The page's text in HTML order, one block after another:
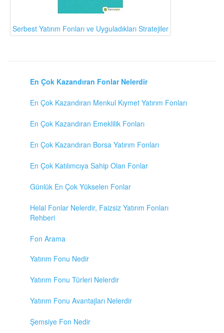
Serbest Yatırım Fonları ve Uyguladıkları Stratejiler
En Çok Kazandıran Fonlar Nelerdir
En Çok Kazandıran Menkul Kıymet Yatırım Fonları
En Çok Kazandıran Emeklilik Fonları
En Çok Kazandıran Borsa Yatırım Fonları
En Çok Katılımcıya Sahip Olan Fonlar
Günlük En Çok Yükselen Fonlar
Helal Fonlar Nelerdir, Faizsiz Yatırım Fonları
Rehberi
Fon Arama
Yatırım Fonu Nedir
Yatırım Fonu Türleri Nelerdir
Yatırım Fonu Avantajları Nelerdir
Şemsiye Fon Nedir